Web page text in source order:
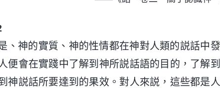
、神的實質、神的性情都在神對人類的説話中
便會在實踐中了解到神所説話語的目的，了解
神説話所要達到的果效。對人來説，這些都是